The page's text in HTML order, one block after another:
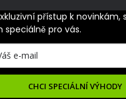
přístup k novinkám,
speciálně pro vás.
CHCI SPECIÁLNÍ VÝHODY